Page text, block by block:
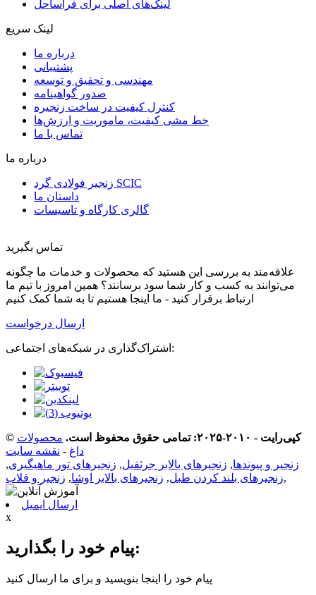
لینک‌های اصلی برای فراساحل
لینک سریع
درباره ما
پشتیبانی
مهندسی و تحقیق و توسعه
صدور گواهینامه
کنترل کیفیت در ساخت زنجیره
خط مشی کیفیت، ماموریت و ارزش‌ها
تماس با ما
درباره ما
زنجیر فولادی گرد SCIC
داستان ما
گالری کارگاه و تاسیسات
تماس بگیرید
علاقه‌مند به بررسی این هستید که محصولات و خدمات ما چگونه
می‌توانند به کسب و کار شما سود برسانند؟ همین امروز با تیم ما
ارتباط برقرار کنید - ما اینجا هستیم تا به شما کمک کنیم
ارسال درخواست
اشتراک‌گذاری در شبکه‌های اجتماعی:
© کپی‌رایت - ۲۰۱۰-۲۰۲۵: تمامی حقوق محفوظ است.
محصولات
داغ - نقشه سایت
زنجیر و پیوندها, زنجیرهای بالابر جرثقیل, زنجیرهای تور ماهیگیری,
زنجیرهای بلند کردن طبل, زنجیرهای بالابر اوشا, زنجیر و قلاب ,
ارسال ایمیل
x
پیام خود را بگذارید:
پیام خود را اینجا بنویسید و برای ما ارسال کنید